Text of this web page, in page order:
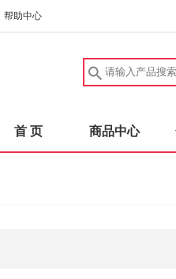
帮助中心
首 页 商品中心